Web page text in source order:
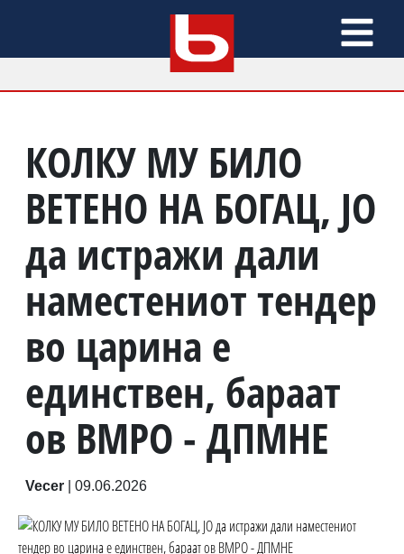
КОЛКУ МУ БИЛО
ВЕТЕНО НА БОГАЦ, ЈО
да истражи дали
наместениот тендер
во царина е
единствен, бараат
ов ВМРО - ДПМНЕ
Vecer 09.06.2026